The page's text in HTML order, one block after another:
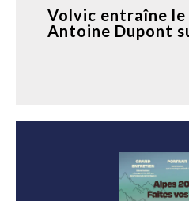
Volvic entraîne le
Antoine Dupont